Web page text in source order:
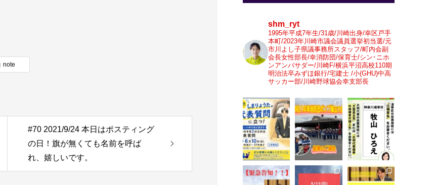
note
#70 2021/9/24 本日はポスティング
の日！旗が無くても名前を呼ば
れ、嬉しいです。
shm_ryt
1995年平成7年生/31歳/川崎出身/幸区戸手
本町/2023年川崎市議会議員選挙初当選/元
市川よし子県議事務所スタッフ/町内会副
会長女性部長/幸消防団/保育士/シン･ニホ
ンアンバサダー/川崎F/横浜平沼高校110期
明治法卒みずほ銀行/宅建士 /小(GHU)中高
サッカー部/川崎野球協会幸支部長